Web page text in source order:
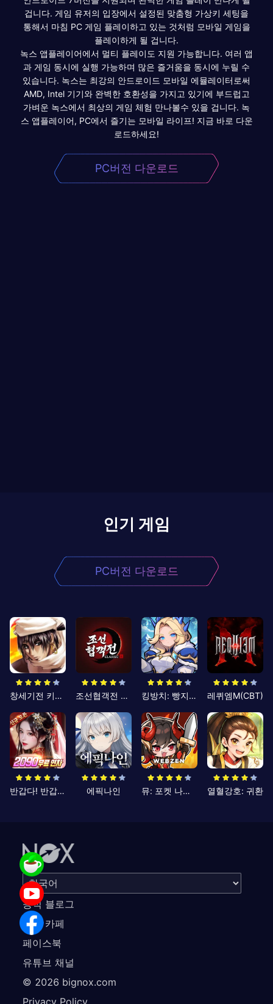
겁니다. 게임 유저의 입장에서 설정된 맞춤형 가상키 세팅을
통해서 마침 PC 게임 플레이하고 있는 것처럼 모바일 게임을
플레이하게 될 겁니다.
녹스 앱플레이어에서 멀티 플레이도 지원 가능합니다. 여러 앱
과 게임 동시에 실행 가능하며 많은 즐거움을 동시에 누릴 수
있습니다. 녹스는 최강의 안드로이드 모바일 에뮬레이터로써
AMD, Intel 기기와 완벽한 호환성을 가지고 있기에 부드럽고
가벼운 녹스에서 최상의 게임 체험 만나볼수 있을 겁니다. 녹
스 앱플레이어, PC에서 즐기는 모바일 라이프! 지금 바로 다운
로드하세요!
PC버전 다운로드
인기 게임
PC버전 다운로드
창세기전 키우기 조선협객전 클래식 킹방치: 빵지의 제왕 레퀴엠M(CBT)
반갑다! 반갑삼국지 에픽나인 뮤: 포켓 나이츠 열혈강호: 귀환
공식 블로그
공식 카페
페이스북
유튜브 채널
© 2026 bignox.com
Privacy Policy